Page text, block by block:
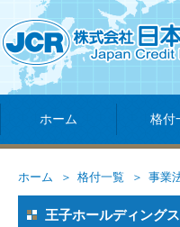
ホーム 格付
ホーム 格付一覧 事業
王子ホールディングス